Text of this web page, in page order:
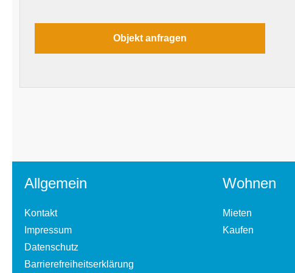
Allgemein
Kontakt
Impressum
Datenschutz
Barrierefreiheitserklärung
Wohnen
Mieten
Kaufen